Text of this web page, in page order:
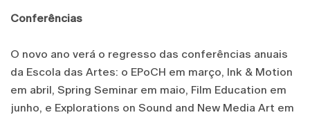
Conferências
O novo ano verá o regresso das conferências anuais
da Escola das Artes: o EPoCH em março, Ink & Motion
em abril, Spring Seminar em maio, Film Education em
junho, e Explorations on Sound and New Media Art em